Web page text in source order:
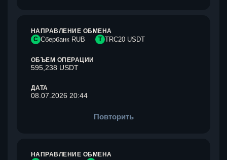
НАПРАВЛЕНИЕ ОБМЕНА
С Сбербанк RUB T TRC20 USDT
ОБЪЕМ ОПЕРАЦИИ
595,238 USDT
ДАТА
08.07.2026 20:44
Повторить
НАПРАВЛЕНИЕ ОБМЕНА